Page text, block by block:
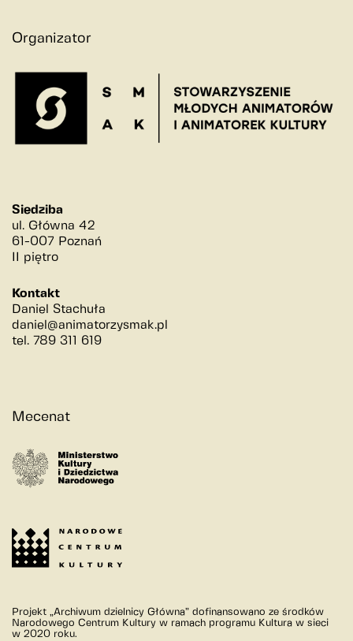
kościół
rynek
młyn
kolej
przestrzeń
ludzie
Organizator
Siedziba
ul. Główna 42
61-007 Poznań
II piętro
Kontakt
Daniel Stachuła
daniel@animatorzysmak.pl
tel. 789 311 619
Mecenat
Projekt „Archiwum dzielnicy Główna” dofinansowano ze środków
Narodowego Centrum Kultury w ramach programu Kultura w sieci
w 2020 roku.